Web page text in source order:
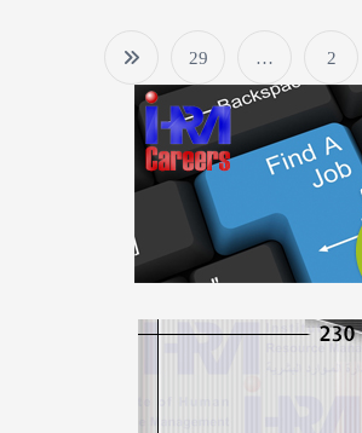
P
o
s
t
s
2
…
29